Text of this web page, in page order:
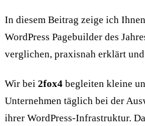
In diesem Beitrag zeige ich
WordPress Pagebuilder des
verglichen, praxisnah erklärt
Wir bei 2fox4 begleiten kleine
Unternehmen täglich bei der
ihrer WordPress-Infrastruktur.